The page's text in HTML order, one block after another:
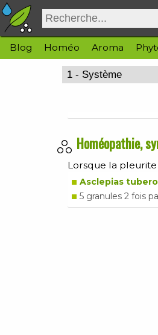
Blog Homéo Aroma
Homéopathie,
Lorsque la
Asclepias
5 granules 2 fois